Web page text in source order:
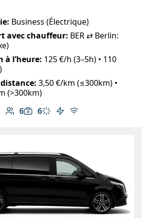
Business (Électrique)
avec chauffeur: BER ⇄ Berlin:
à l’heure: 125 €/h (3–5h) • 110
3,50 €/km (≤300km) •
(>300km)
6
Nombre de passagers: 6
6
Capacité des bagages: 6
Climatisation
Véhicule électrique
Wi-Fi gratuit